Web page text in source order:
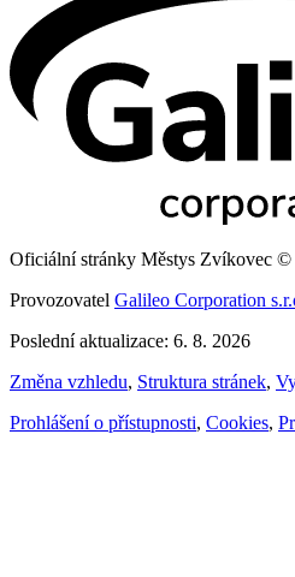
Oficiální stránky Městys Zvíkovec ©
Provozovatel Galileo Corporation
Poslední aktualizace: 6. 8. 2026
Změna vzhledu, Struktura stránek,
Prohlášení o přístupnosti, Cookies,